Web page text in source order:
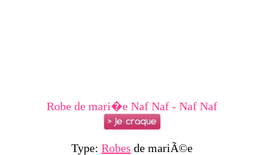
Robe de mari�e Naf Naf - Naf Naf
Type: Robes de mariÃ©e